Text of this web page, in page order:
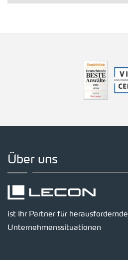
Über uns
ist Ihr Partner für herausfordernde
Unternehmenssituationen